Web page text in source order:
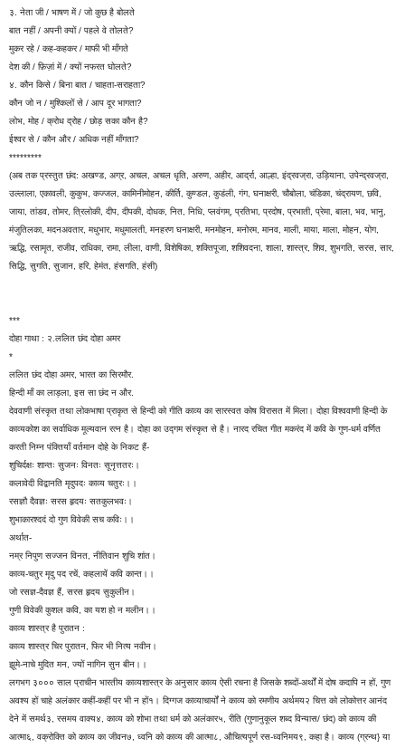
३. नेता जी / भाषण में / जो कुछ है बोलते
बात नहीं / अपनी क्यों / पहले वे तोलते?
मुकर रहे / कह-कहकर / माफी भी माँगते
देश की / फ़िज़ां में / क्यों नफरत घोलते?
४. कौन किसे / बिना बात / चाहता-सराहता?
कौन जो न / मुश्किलों से / आप दूर भागता?
लोभ, मोह / क्रोध द्रोह / छोड़ सका कौन है?
ईश्वर से / कौन और / अधिक नहीं माँगता?
*********
(अब तक प्रस्तुत छंद: अखण्ड, अग्र, अचल, अचल धृति, अरुण, अहीर, आर्द्रा, आल्हा, इंद्रवज्रा, उड़ियाना, उपेन्द्रवज्रा,
उल्लाला, एकावली, कुकुभ, कज्जल, कामिनीमोहन, कीर्ति, कुण्डल, कुडंली, गंग, घनाक्षरी, चौबोला, चंडिका, चंद्रायण, छवि,
जाया, तांडव, तोमर, त्रिलोकी, दीप, दीपकी, दोधक, नित, निधि, प्लवंगम्, प्रतिभा, प्रदोष, प्रभाती, प्रेमा, बाला, भव, भानु,
मंजुतिलका, मदनअवतार, मधुभार, मधुमालती, मनहरण घनाक्षरी, मनमोहन, मनोरम, मानव, माली, माया, माला, मोहन, योग,
ऋद्धि, रसामृत, राजीव, राधिका, रामा, लीला, वाणी, विशेषिका, शक्तिपूजा, शशिवदना, शाला, शास्त्र, शिव, शुभगति, सरस, सार,
सिद्धि, सुगति, सुजान, हरि, हेमंत, हंसगति, हंसी)
***
दोहा गाथा : २.ललित छंद दोहा अमर
*
ललित छंद दोहा अमर, भारत का सिरमौर.
हिन्दी माँ का लाड़ला, इस सा छंद न और.
देववाणी संस्कृत तथा लोकभाषा प्राकृत से हिन्दी को गीति काव्य का सारस्वत कोष विरासत में मिला। दोहा विश्ववाणी हिन्दी के
काव्यकोश का सर्वाधिक मूल्यवान रत्न है। दोहा का उद्गम संस्कृत से है। नारद रचित गीत मकरंद में कवि के गुण-धर्म वर्णित
करती निम्न पंक्तियाँ वर्तमान दोहे के निकट हैं-
शुचिर्दक्षः शान्तः सुजनः विनतः सूनृत्ततरः।
कलावेदी विद्वानति मृदुपदः काव्य चतुरः।।
रसज्ञौ दैवज्ञः सरस हृदयः सतकुलभवः।
शुभाकारश्ददं दो गुण विवेकी सच कविः।।
अर्थात-
नम्र निपुण सज्जन विनत, नीतिवान शुचि शांत।
काव्य-चतुर मृदु पद रचें, कहलायें कवि कान्त।।
जो रसज्ञ-दैवज्ञ हैं, सरस हृदय सुकुलीन।
गुणी विवेकी कुशल कवि, का यश हो न मलीन।।
काव्य शास्त्र है पुरातन :
काव्य शास्त्र चिर पुरातन, फिर भी नित्य नवीन।
झूमे-नाचे मुदित मन, ज्यों नागिन सुन बीन।।
लगभग ३००० साल प्राचीन भारतीय काव्यशास्त्र के अनुसार काव्य ऐसी रचना है जिसके शब्दों-अर्थों में दोष कदापि न हों, गुण
अवश्य हों चाहे अलंकार कहीं-कहीं पर भी न हों१। दिग्गज काव्याचार्यों ने काव्य को रमणीय अर्थमय२ चित्त को लोकोत्तर आनंद
देने में समर्थ३, रसमय वाक्य४, काव्य को शोभा तथा धर्म को अलंकार५, रीति (गुणानुकूल शब्द विन्यास/ छंद) को काव्य की
आत्मा६, वक्रोक्ति को काव्य का जीवन७, ध्वनि को काव्य की आत्मा८, औचित्यपूर्ण रस-ध्वनिमय९, कहा है। काव्य (ग्रन्थ} या